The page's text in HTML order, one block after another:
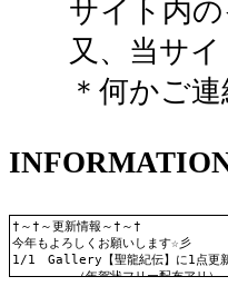
サイト内の
又、当サイト
＊何かご連絡